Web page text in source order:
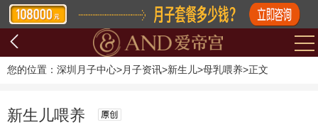
您的位置： 深圳月子中心>月子资讯>新生儿>母乳喂养>正文
新生儿喂养